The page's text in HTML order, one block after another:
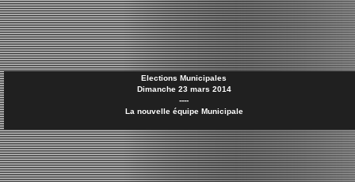
Elections Municipales
Dimanche 23 mars 2014
----
La nouvelle équipe Municipale